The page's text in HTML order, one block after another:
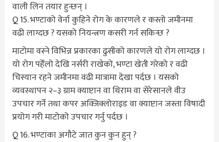
वाली लिन तयार हुन्छन् ।
Q 15. भण्टाको वेर्ना कुहिने रोग के कारणले र कस्तो जमीनमा
वढी लाग्दछ ? यसको नियन्त्रण कसरी गर्न सकिन्छ ?
माटोमा वस्ने विभिन्न प्रकारका ढुसीको कारणले यो रोग लाग्दछ ।
यो रोग पहेँलो देखि नर्सरी राखेको, भण्टा खेती गरेको र वढी
चिस्यान रहने जमीनमा वढी मात्रामा देखा पर्दछ । यसको
व्यवस्थापन २–३ ग्राम क्याप्टान वा थिराम वा सेरेसानले वीउ
उपचार गर्ने तथा कपर अक्जिक्लोराइड वा क्याप्टान जस्ता विषादी
प्रयोग गरी माटोको उपचार गर्नु पर्दछ ।
Q 16. भण्टाका अगौटे जात कुन कुन हुन् ?